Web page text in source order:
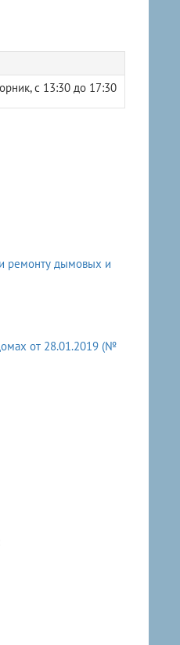
с 13:30 до 17:30
ремонту дымовых и
от 28.01.2019 (№